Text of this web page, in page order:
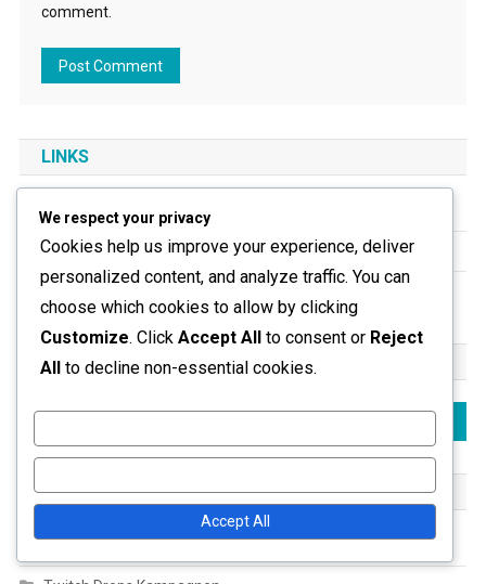
comment.
LINKS
Alle Inhalte
Kontaktieren Sie uns
Wer wir sind
SUCHE
Search
KATEGORIEN
We respect your privacy
Cookies help us improve your experience, deliver
personalized content, and analyze traffic. You can
choose which cookies to allow by clicking
Customize. Click Accept All to consent or Reject
All to decline non-essential cookies.
Accept All